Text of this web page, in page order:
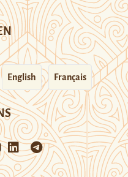
English Français